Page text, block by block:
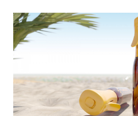
Flairosol- Le système
technologie de
pour la distribution